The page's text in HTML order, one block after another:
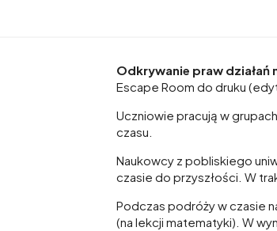
Odkrywanie praw działań
Escape Room do druku
Uczniowie pracują w
czasu.
Naukowcy z pobliskiego
czasie do przyszłości. W
Podczas podróży w czasie
(na lekcji matematyki). W